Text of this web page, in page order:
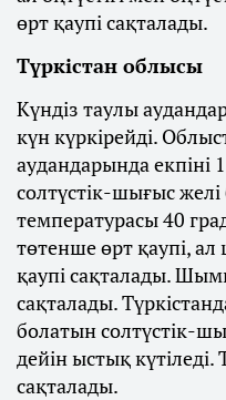
өрт қаупі сақталады.
Түркістан облысы
Күндіз таулы
күн күркірейді.
аудандарында екпіні
солтүстік-шығыс
температурасы 40
төтенше өрт қаупі,
қаупі сақталады.
сақталады.
болатын солтүстік-
дейін ыстық
сақталады.